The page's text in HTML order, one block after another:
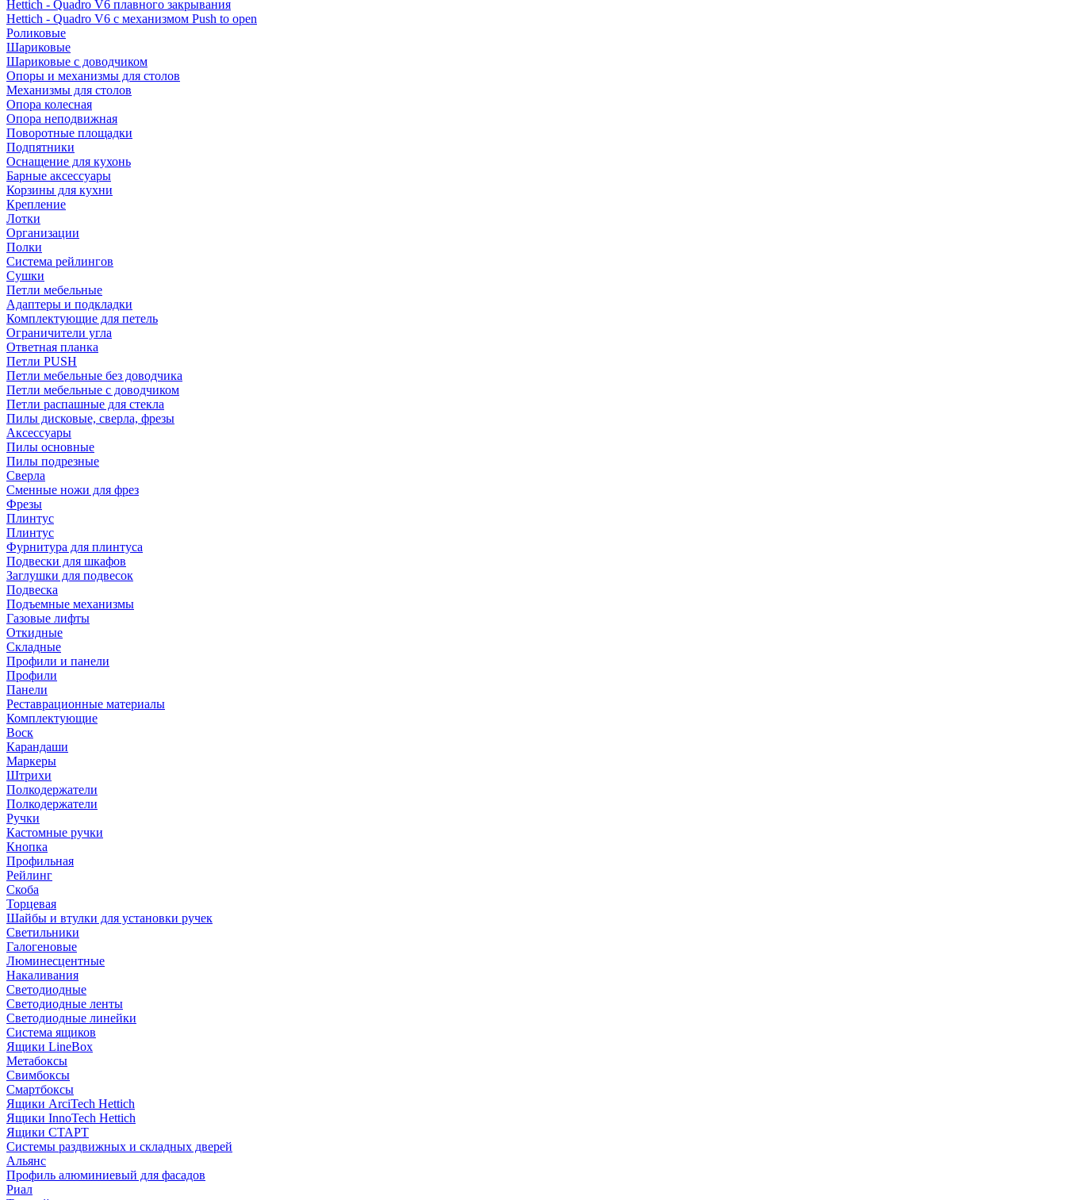
Hettich - Quadro V6 плавного закрывания
Hettich - Quadro V6 с механизмом Push to open
Роликовые
Шариковые
Шариковые с доводчиком
Опоры и механизмы для столов
Механизмы для столов
Опора колесная
Опора неподвижная
Поворотные площадки
Подпятники
Оснащение для кухонь
Барные аксессуары
Корзины для кухни
Крепление
Лотки
Организации
Полки
Система рейлингов
Сушки
Петли мебельные
Адаптеры и подкладки
Комплектующие для петель
Ограничители угла
Ответная планка
Петли PUSH
Петли мебельные без доводчика
Петли мебельные с доводчиком
Петли распашные для стекла
Пилы дисковые, сверла, фрезы
Аксессуары
Пилы основные
Пилы подрезные
Сверла
Сменные ножи для фрез
Фрезы
Плинтус
Плинтус
Фурнитура для плинтуса
Подвески для шкафов
Заглушки для подвесок
Подвеска
Подъемные механизмы
Газовые лифты
Откидные
Складные
Профили и панели
Профили
Панели
Реставрационные материалы
Комплектующие
Воск
Карандаши
Маркеры
Штрихи
Полкодержатели
Полкодержатели
Ручки
Кастомные ручки
Кнопка
Профильная
Рейлинг
Скоба
Торцевая
Шайбы и втулки для установки ручек
Светильники
Галогеновые
Люминесцентные
Накаливания
Светодиодные
Светодиодные ленты
Светодиодные линейки
Система ящиков
Ящики LineBox
Метабоксы
Свимбоксы
Смартбоксы
Ящики ArciTech Hettich
Ящики InnoTech Hettich
Ящики СТАРТ
Системы раздвижных и складных дверей
Альянс
Профиль алюминиевый для фасадов
Риал